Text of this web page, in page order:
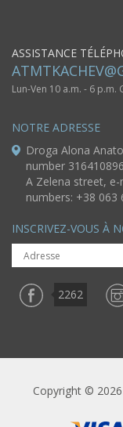
ASSISTANCE
Lun-Ven 10 a.m. - 6 p.m.
NOTRE ADRESSE
Droga Alona
number
A Zelena street, e-
numbers: +38 063
INSCRIVEZ-VOUS À
2262
Copyright ©